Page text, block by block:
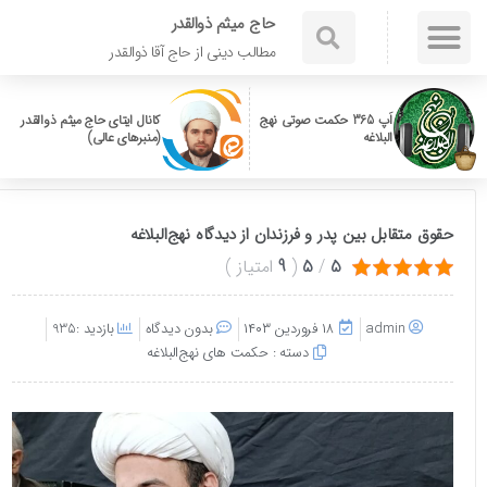
حاج میثم ذوالقدر
مطالب دینی از حاج آقا ذوالقدر
اَپ 365 حکمت صوتی نهج
البلاغه
کانال ایتای حاج میثم ذوالقدر
(منبرهای عالی)
حقوق متقابل بین پدر و فرزندان از دیدگاه نهج‌البلاغه
5
/
5
(
9 امتیاز)
admin ۱۸ فروردین ۱۴۰۳ بدون دیدگاه
بازدید :935
دسته :حکمت های نهج‌البلاغه